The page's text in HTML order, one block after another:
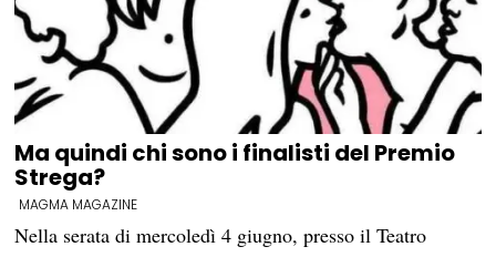
Ma quindi chi sono i finalisti del Premio
Strega?
MAGMA MAGAZINE
Nella serata di mercoledì 4 giugno, presso il Teatro